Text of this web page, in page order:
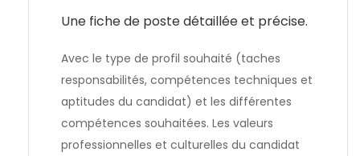
Une fiche de poste détaillée et précise.
Avec le type de profil souhaité (taches
responsabilités, compétences techniques et
aptitudes du candidat) et les différentes
compétences souhaitées. Les valeurs
professionnelles et culturelles du candidat